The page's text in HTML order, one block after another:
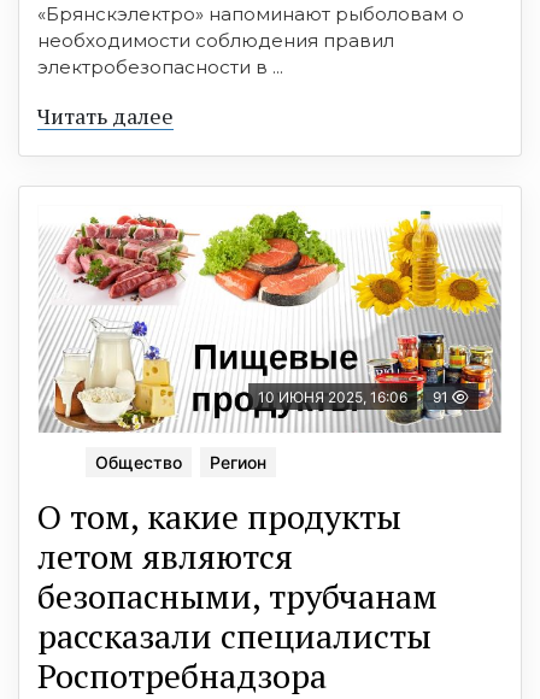
«Брянскэлектро» напоминают рыболовам о
необходимости соблюдения правил
электробезопасности в ...
Читать далее
10 ИЮНЯ 2025, 16:06 91
Общество Регион
О том, какие продукты
летом являются
безопасными, трубчанам
рассказали специалисты
Роспотребнадзора